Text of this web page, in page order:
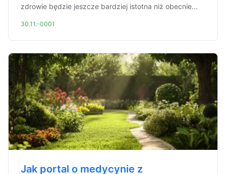
zdrowie będzie jeszcze bardziej istotna niż obecnie...
30.11.-0001
Jak portal o medycynie z